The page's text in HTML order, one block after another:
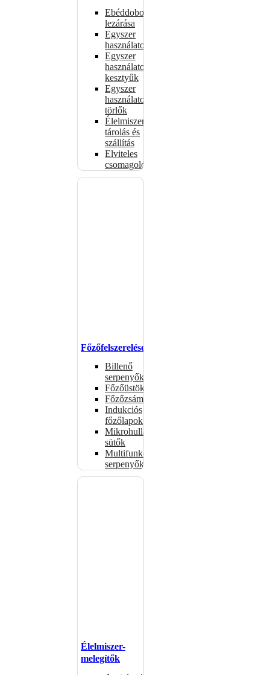
Ebéddobozok
lezárása
Egyszer
használatos
Egyszer
használatos
kesztyűk
Egyszer
használatos
törlők
Élelmiszer-
tárolás és
szállítás
Elviteles
csomagolóanyagok
Főzőfelszerelések
Billenő
serpenyők
Főzőüstök
Főzőzsámolyok
Indukciós
főzőlapok
Mikrohullámú
sütők
Multifunkciós
serpenyők
Élelmiszer-
melegítők